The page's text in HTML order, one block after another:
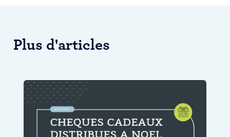
Plus d'articles